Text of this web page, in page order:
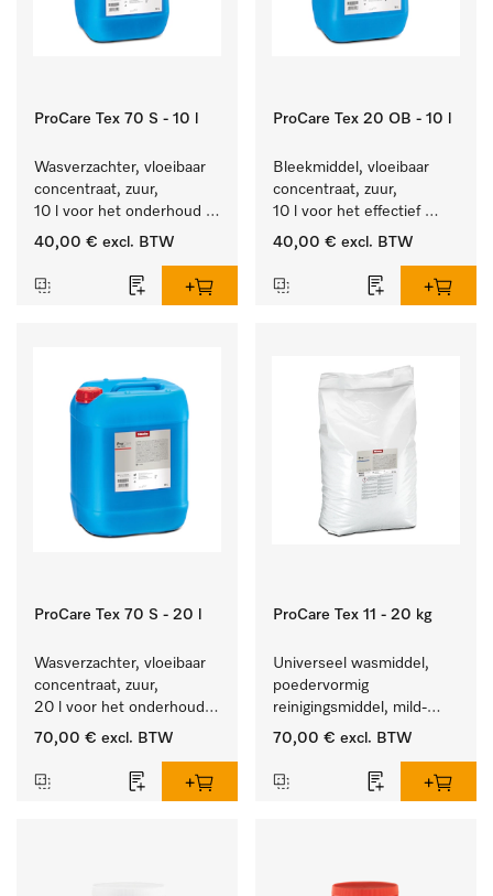
ProCare Tex 70 S - 10 l
Wasverzachter, vloeibaar
concentraat, zuur,
10 l voor het onderhoud
van vezels zodat het
40,00 € excl. BTW
ProCare Tex 20 OB - 10 l
Bleekmiddel, vloeibaar
concentraat, zuur,
10 l voor het effectief
verwijderen van
40,00 € excl. BTW
ProCare Tex 70 S - 20 l
Wasverzachter, vloeibaar
concentraat, zuur,
20 l voor het onderhoud
van vezels zodat het
70,00 € excl. BTW
ProCare Tex 11 - 20 kg
Universeel wasmiddel,
poedervormig
reinigingsmiddel, mild-
alkalisch, 20 kg voor het
en kleurechte bonte was.
70,00 € excl. BTW